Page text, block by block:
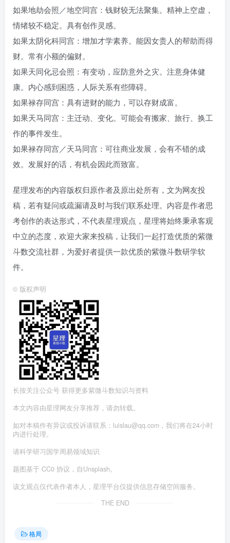
如果地劫会照／地空同宫：钱财较无法聚集。精神上空虚，
情绪较不稳定。具有创作灵感。
如果太阴化科同宫：增加才学素养。能因女贵人的帮助而得
财。常有小额的偏财。
如果天同化忌会照：有变动，应防意外之灾。注意身体健
康。内心感到困惑，人际关系有些障碍。
如果禄存同宫：具有进财的能力，可以存财成富。
如果天马同宫：主迁动、变化。可能会有搬家、旅行、换工
作的事件发生。
如果禄存同宫／天马同宫：可往商业发展，会有不错的成
效。发展好的话，有机会因此而致富。
星理发布的内容版权归原作者及原出处所有，文为网友投
稿，若有疑问或疏漏请及时与我们联系处理。内容是作者思
考创作的表达形式，不代表星理观点，星理将始终秉承客观
中立的态度，欢迎大家来投稿，让我们一起打造优质的紫微
斗数交流社群，为爱好者提供一款优质的紫微斗数研学软
件。
© 版权声明
长按关注公众号 获得更多紫微斗数知识与资料
本文内容由星理网友分享推荐，请勿转载。
如对本稿件有异议或投诉请联系：luislau@qq.com，我们将在24小时
内进行处理。
请科学研习国学周易领域知识
题图基于 CC0 协议，自Unsplash。
该文观点仅代表作者本人，星理平台仅提供信息存储空间服务。
THE END
格局